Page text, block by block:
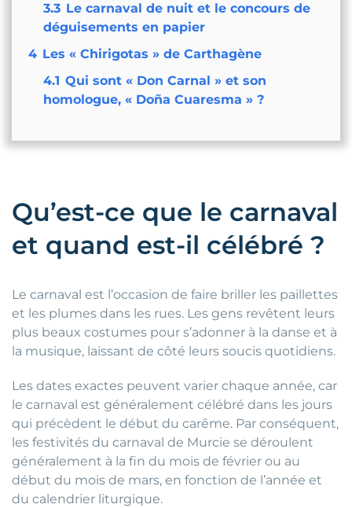
3.3 Le carnaval de nuit et le concours de
déguisements en papier
4 Les « Chirigotas » de Carthagène
4.1 Qui sont « Don Carnal » et son
homologue, « Doña Cuaresma » ?
Qu’est-ce que le carnaval
et quand est-il célébré ?
Le carnaval est l’occasion de faire briller les paillettes
et les plumes dans les rues. Les gens revêtent leurs
plus beaux costumes pour s’adonner à la danse et à
la musique, laissant de côté leurs soucis quotidiens.
Les dates exactes peuvent varier chaque année, car
le carnaval est généralement célébré dans les jours
qui précèdent le début du carême. Par conséquent,
les festivités du carnaval de Murcie se déroulent
généralement à la fin du mois de février ou au
début du mois de mars, en fonction de l’année et
du calendrier liturgique.